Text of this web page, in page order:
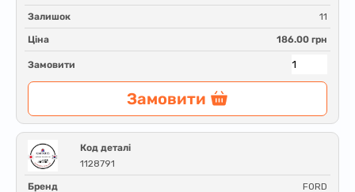
Залишок 11
Ціна 186.00 грн
Замовити
Замовити
Код деталі
1128791
Бренд FORD